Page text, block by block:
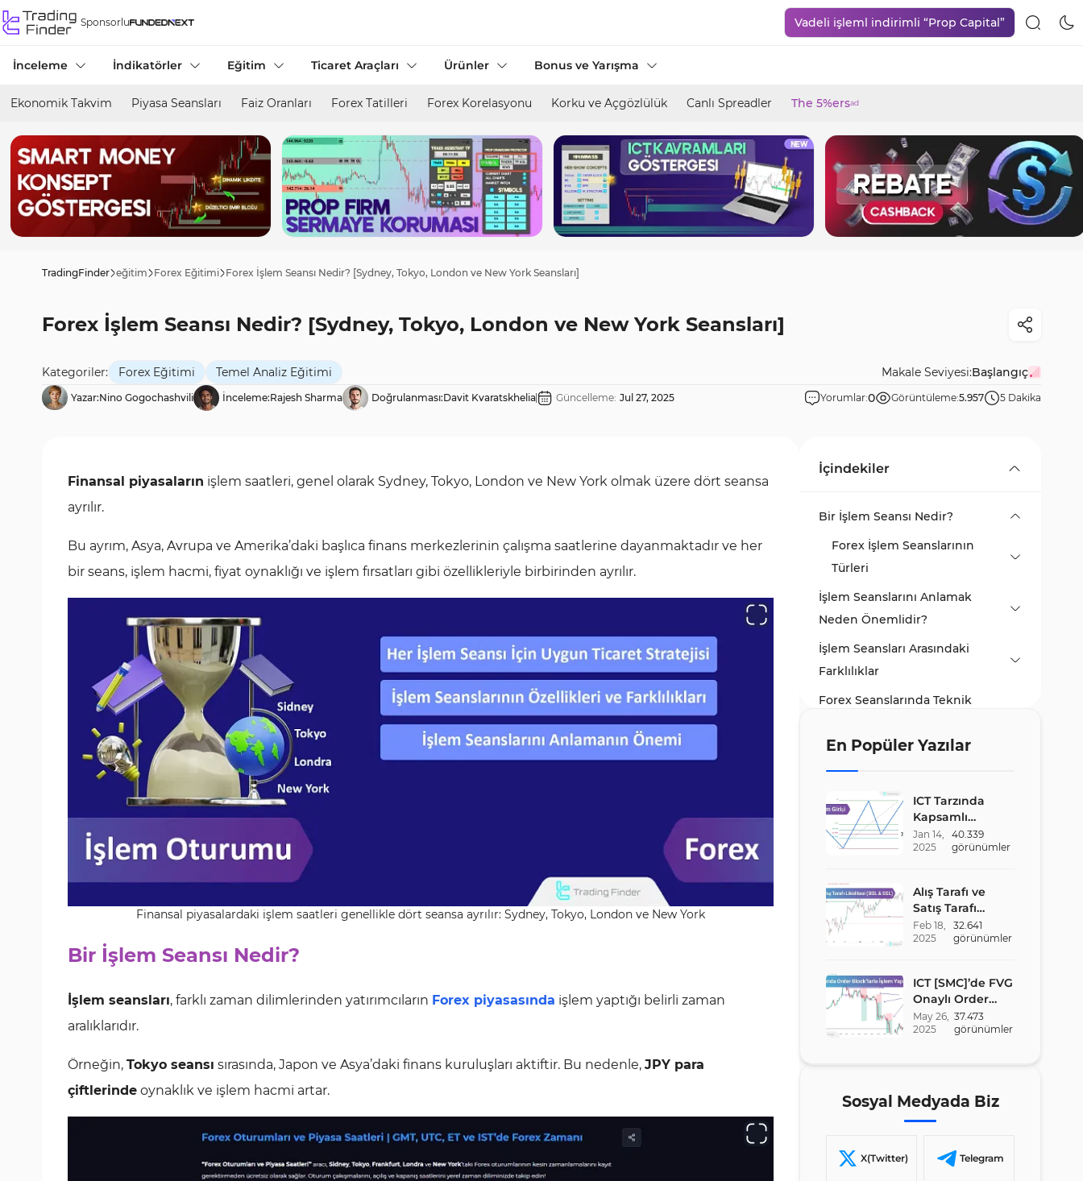
Sponsorlu Vadeli işleml indirimli “Prop Capital”
İnceleme İndikatörler Eğitim Ticaret Araçları Ürünler Bonus ve Yarışma
Ekonomik Takvim Piyasa Seansları Faiz Oranları Forex Tatilleri Forex Korelasyonu Korku ve Açgözlülük Canlı Spreadler The 5%ersad
TradingFinder eğitim Forex Eğitimi Forex İşlem Seansı Nedir? [Sydney, Tokyo, London ve New York Seansları]
Forex İşlem Seansı Nedir? [Sydney, Tokyo, London ve New York Seansları]
Kategoriler: Forex Eğitimi Temel Analiz Eğitimi Makale Seviyesi:Başlangıç
Yazar:Nino Gogochashvili İnceleme:Rajesh Sharma Doğrulanması:Davit Kvaratskhelia Güncelleme: Jul 27, 2025 Yorumlar:0 Görüntüleme:5.957 5 Dakika
Finansal piyasaların işlem saatleri, genel olarak Sydney, Tokyo, London ve New York olmak üzere dört seansa
ayrılır.
Bu ayrım, Asya, Avrupa ve Amerika’daki başlıca finans merkezlerinin çalışma saatlerine dayanmaktadır ve her
bir seans, işlem hacmi, fiyat oynaklığı ve işlem fırsatları gibi özellikleriyle birbirinden ayrılır.
Finansal piyasalardaki işlem saatleri genellikle dört seansa ayrılır: Sydney, Tokyo, London ve New York
Bir İşlem Seansı Nedir?
İşlem seansları, farklı zaman dilimlerinden yatırımcıların Forex piyasasında işlem yaptığı belirli zaman
aralıklarıdır.
Örneğin, Tokyo seansı sırasında, Japon ve Asya’daki finans kuruluşları aktiftir. Bu nedenle, JPY para
çiftlerinde oynaklık ve işlem hacmi artar.
İçindekiler
Bir İşlem Seansı Nedir?
Forex İşlem Seanslarının
Türleri
İşlem Seanslarını Anlamak
Neden Önemlidir?
İşlem Seansları Arasındaki
Farklılıklar
Forex Seanslarında Teknik
New York Reversal
Formasyonu
Seek &amp; Destroy
Formasyonu
Sonuç
En Popüler Yazılar
ICT Tarzında
Kapsamlı
Optimal Trade
Entry (OTE)
Jan 14,
2025
40.339
görünümler
Alış Tarafı ve
Satış Tarafı
Likiditesi (BSL &
SSL) – ICT
Feb 18,
2025
32.641
görünümler
ICT [SMC]’de FVG
Onaylı Order
Block Stratejisi
May 26,
2025
37.473
görünümler
Sosyal Medyada Biz
X(Twitter) Telegram